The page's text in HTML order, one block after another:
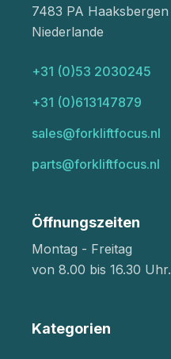
7483 PA Haaksbergen
Niederlande
+31 (0)53 2030245
+31 (0)613147879
sales@forkliftfocus.nl
parts@forkliftfocus.nl
Öffnungszeiten
Montag - Freitag
von 8.00 bis 16.30 Uhr.
Kategorien